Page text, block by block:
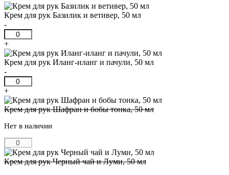
розовый
перец,
50
мл
Крем
для
Шалфей
и
сандаловое
дерево,
50
мл
Крем для рук Базилик и ветивер, 50 мл
-
Количество
товара
Крем
для
Базилик
и
ветивер,
50
мл
+
Крем для рук Иланг-иланг и пачули, 50 мл
-
Количество
товара
Крем
для
Иланг-
пачули,
50
+
Крем для рук Шафран и бобы тонка, 50 мл
Нет в наличии
Крем для рук Черный чай и Луми, 50 мл